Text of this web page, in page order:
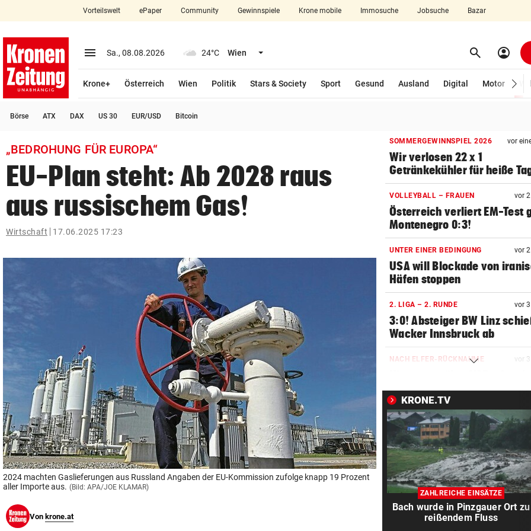
closeSchließen
account_circle Anmelden
arrow_right
bookmark
Suchbegriff
eingeben
Muthgasse 2, 1190 Wien
Vorteilswelt ePaper Community Gewinnspiele Krone mobile Immosuche Jobsuche Bazar
menu Menü aufklappen
Sa., 08.08.2026 24°C Wien Menü aufklappen search Suchen
account_circle
Krone+ Österreich Wien Politik Stars & Society Sport Gesund Ausland Digital Motor
Börse ATX DAX US 30 EUR/USD Bitcoin
„BEDROHUNG FÜR EUROPA“
EU-Plan steht: Ab 2028 raus
aus russischem Gas!
Wirtschaft 17.06.2025 17:23
2024 machten Gaslieferungen aus Russland Angaben der EU-Kommission zufolge knapp 19 Prozent
aller Importe aus. (Bild: APA/JOE KLAMAR)
Von krone.at
SOMMERGEWINNSPIEL 2026 vor
Wir verlosen 22 x 1
Getränkekühler für heiße
VOLLEYBALL – FRAUEN vor
Österreich verliert EM-Test
Montenegro 0:3!
UNTER EINER BEDINGUNG vor
USA will Blockade von
Häfen stoppen
2. LIGA – 2. RUNDE vor
3:0! Absteiger BW Linz
Wacker Innsbruck ab
NACH ELFER-RÜCKNAHME vor
absoluter Skandal!“
WEGEN CEUTA-KRISE vor
Spanien kontert: Jetzt
Grenzkontrollen für Italien
SONNTAG NOCH IM KASTEN vor 3
Klubs aus Holland und
locken WAC-Goalie
BEI BARESI-ABSCHIED
KRONE.TV
ZAHLREICHE EINSÄTZE
Bach wurde in Pinzgauer Ort zu
reißendem Fluss